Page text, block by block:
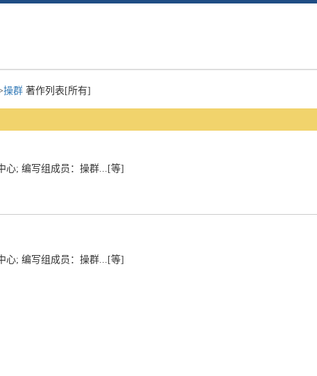
操群 著作列表[所有]
心; 编写组成员：操群...[等]
心; 编写组成员：操群...[等]